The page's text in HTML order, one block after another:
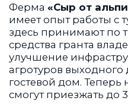
Ферма «Сыр от
имеет опыт работы с
здесь принимают по
средства гранта
улучшение
агротуров выходного
гостевой дом.
смогут приезжать до